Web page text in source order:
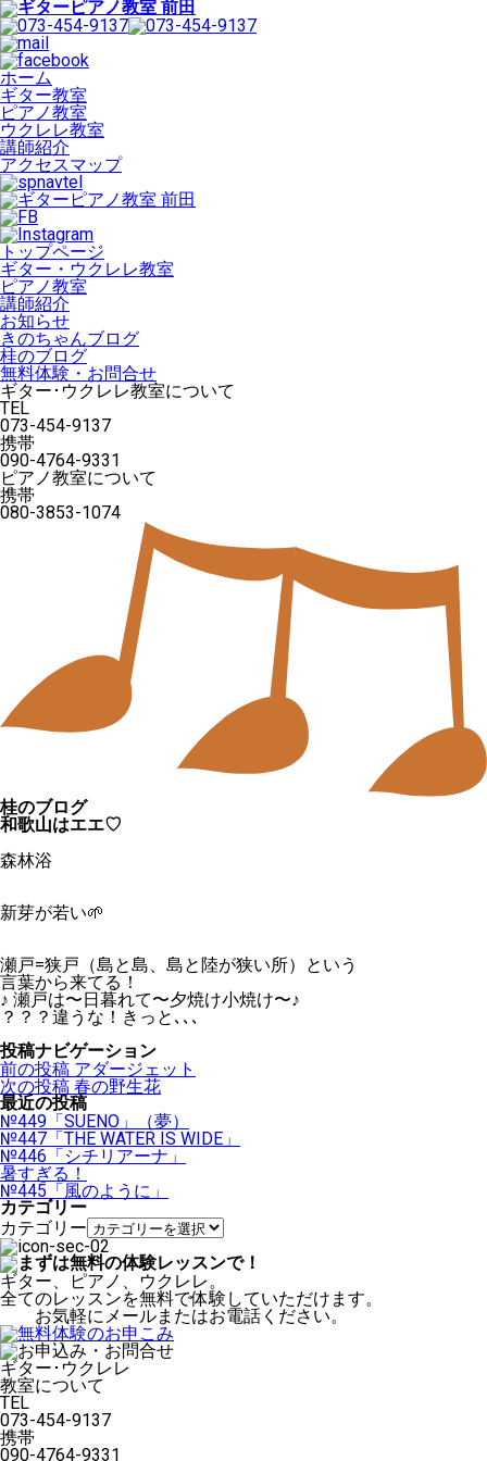
ホーム
ギター教室
ピアノ教室
ウクレレ教室
講師紹介
アクセスマップ
トップページ
ギター・ウクレレ教室
ピアノ教室
講師紹介
お知らせ
きのちゃんブログ
桂のブログ
無料体験・お問合せ
ギター･ウクレレ教室について
TEL
073-454-9137
携帯
090-4764-9331
ピアノ教室について
携帯
080-3853-1074
桂のブログ
和歌山はエエ♡
森林浴
新芽が若い🌱
瀬戸=狭戸（島と島、島と陸が狭い所）という
言葉から来てる！
♪ 瀬戸は〜日暮れて〜夕焼け小焼け〜♪
？？？違うな！きっと､､､
投稿ナビゲーション
前の投稿 アダージェット
次の投稿 春の野生花
最近の投稿
№449「SUENO」（夢）
№447「THE WATER IS WIDE」
№446「シチリアーナ」
暑すぎる！
№445「風のように」
カテゴリー
カテゴリー
ギター、ピアノ、ウクレレ。
全てのレッスンを無料で体験していただけます。
お気軽にメールまたはお電話ください。
ギター･ウクレレ
教室について
TEL
073-454-9137
携帯
090-4764-9331